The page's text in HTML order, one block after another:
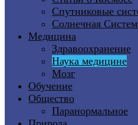
Спутниковые
Солнечная
Медицина
Здравоохранение
Наука медицине
Мозг
Обучение
Общество
Паранормальное